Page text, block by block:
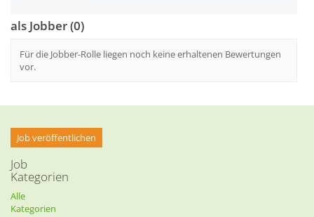
als Jobber (0)
Für die Jobber-Rolle liegen noch keine erhaltenen Bewertungen
vor.
Job veröffentlichen
Job
Kategorien
Alle
Kategorien